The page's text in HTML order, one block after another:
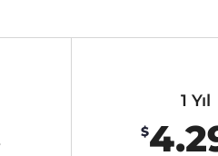
1 Yıl
$